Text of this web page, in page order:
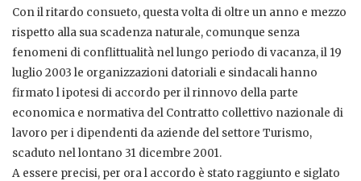
Con il ritardo consueto, questa volta di oltre un anno e mezzo
rispetto alla sua scadenza naturale, comunque senza
fenomeni di conflittualità nel lungo periodo di vacanza, il 19
luglio 2003 le organizzazioni datoriali e sindacali hanno
firmato l ipotesi di accordo per il rinnovo della parte
economica e normativa del Contratto collettivo nazionale di
lavoro per i dipendenti da aziende del settore Turismo,
scaduto nel lontano 31 dicembre 2001.
A essere precisi, per ora l accordo è stato raggiunto e siglato